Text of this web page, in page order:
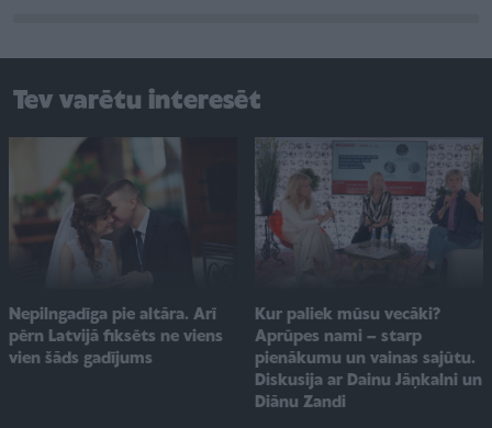
Tev varētu interesēt
Nepilngadīga pie altāra. Arī
pērn Latvijā fiksēts ne viens
vien šāds gadījums
Kur paliek mūsu vecāki?
Aprūpes nami – starp
pienākumu un vainas sajūtu.
Diskusija ar Dainu Jāņkalni un
Diānu Zandi